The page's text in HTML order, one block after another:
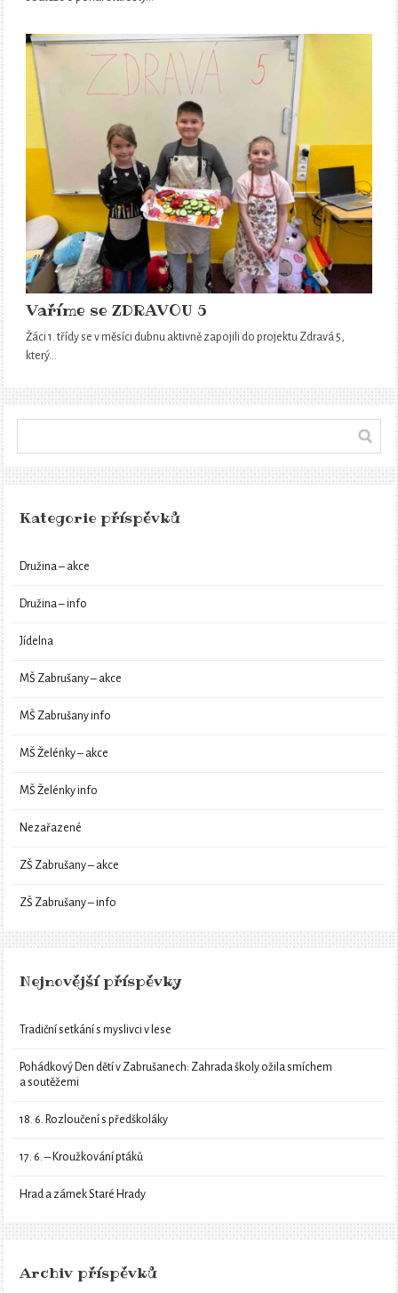
Vaříme se ZDRAVOU 5
Žáci 1. třídy se v měsíci dubnu aktivně zapojili do projektu Zdravá 5,
který…
Kategorie příspěvků
Družina – akce
Družina – info
Jídelna
MŠ Zabrušany – akce
MŠ Zabrušany info
MŠ Želénky – akce
MŠ Želénky info
Nezařazené
ZŠ Zabrušany – akce
ZŠ Zabrušany – info
Nejnovější příspěvky
Tradiční setkání s myslivci v lese
Pohádkový Den dětí v Zabrušanech: Zahrada školy ožila smíchem
a soutěžemi
18. 6. Rozloučení s předškoláky
17. 6. – Kroužkování ptáků
Hrad a zámek Staré Hrady
Archiv příspěvků